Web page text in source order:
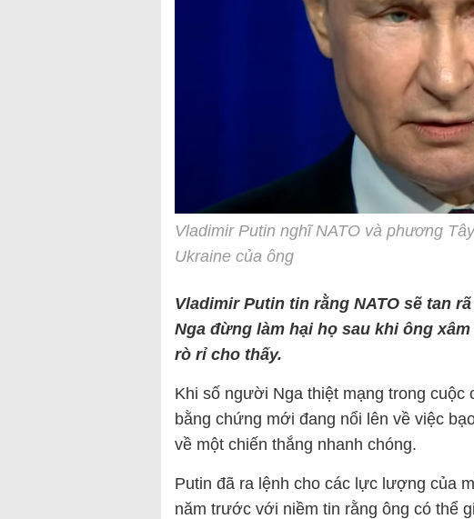
Vladimir Putin nghĩ NATO và phương
Ukraine của ông
Vladimir Putin tin rằng NATO sẽ tan
Nga đừng làm hại họ sau khi ông
rò rỉ cho thấy.
Khi số người Nga thiệt mạng trong
bằng chứng mới đang nổi lên về việc
về một chiến thắng nhanh chóng.
Putin đã ra lệnh cho các lực lượng của
năm trước với niềm tin rằng ông có thể